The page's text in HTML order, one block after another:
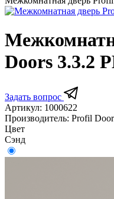
Doors 3.3.2
Задать вопрос
Артикул: 1000622
Производитель: Profil
Цвет
Сэнд